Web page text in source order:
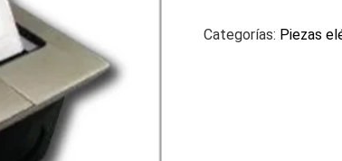
Categorías: Piezas